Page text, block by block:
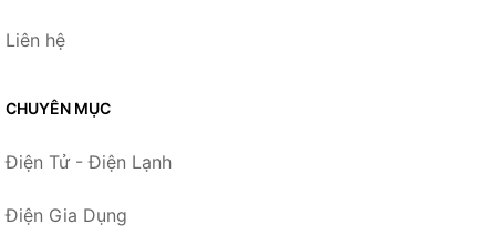
Liên hệ
CHUYÊN MỤC
Điện Tử - Điện Lạnh
Điện Gia Dụng